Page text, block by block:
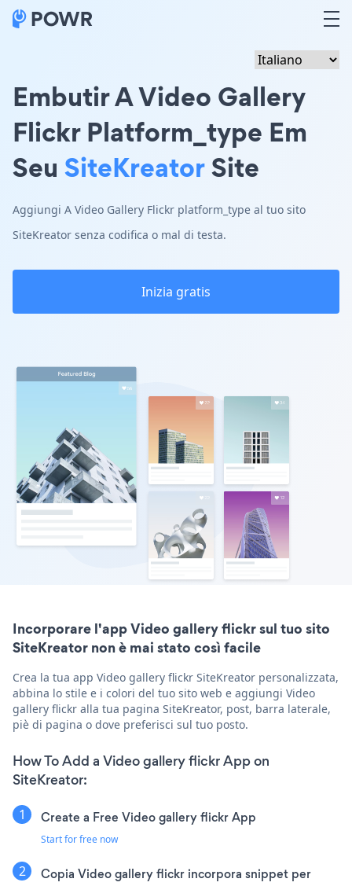
Embutir A Video Gallery
Flickr Platform_type Em
Seu SiteKreatorSite
Aggiungi A Video Gallery Flickr platform_type al tuo sito
SiteKreator senza codifica o mal di testa.
Inizia gratis
Incorporare l'app Video gallery flickr sul tuo sito
SiteKreator non è mai stato così facile
Crea la tua app Video gallery flickr SiteKreator personalizzata,
abbina lo stile e i colori del tuo sito web e aggiungi Video
gallery flickr alla tua pagina SiteKreator, post, barra laterale,
piè di pagina o dove preferisci sul tuo posto.
How To Add a Video gallery flickr App on
SiteKreator:
Create a Free Video gallery flickr App
Start for free now
Copia Video gallery flickr incorpora snippet per